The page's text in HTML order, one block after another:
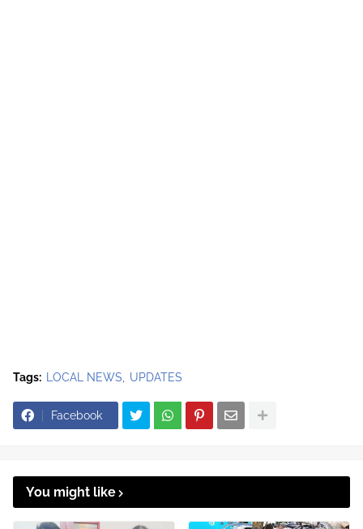
Tags: LOCAL NEWS UPDATES
Facebook
You might like